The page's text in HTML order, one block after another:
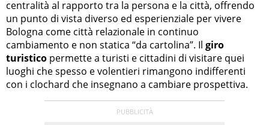
centralità al rapporto tra la persona e la città, offrendo
un punto di vista diverso ed esperienziale per vivere
Bologna come città relazionale in continuo
cambiamento e non statica “da cartolina”. Il giro
turistico permette a turisti e cittadini di visitare quei
luoghi che spesso e volentieri rimangono indifferenti
con i clochard che insegnano a cambiare prospettiva.